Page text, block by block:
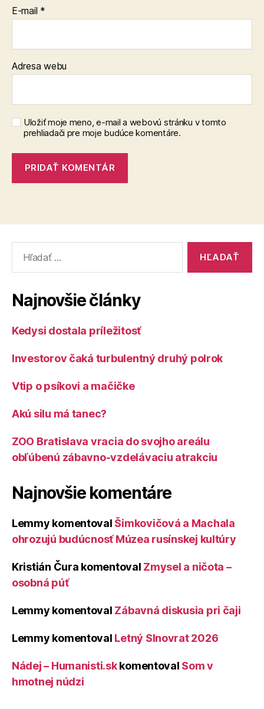
E-mail *
Adresa webu
Uložiť moje meno, e-mail a webovú stránku v tomto
prehliadači pre moje budúce komentáre.
Najnovšie články
Kedysi dostala príležitosť
Investorov čaká turbulentný druhý polrok
Vtip o psíkovi a mačičke
Akú silu má tanec?
ZOO Bratislava vracia do svojho areálu
obľúbenú zábavno-vzdelávaciu atrakciu
Najnovšie komentáre
Lemmy komentoval Šimkovičová a Machala
ohrozujú budúcnosť Múzea rusínskej kultúry
Kristián Čura komentoval Zmysel a ničota –
osobná púť
Lemmy komentoval Zábavná diskusia pri čaji
Lemmy komentoval Letný Slnovrat 2026
Nádej – Humanisti.skkomentoval Som v
hmotnej núdzi